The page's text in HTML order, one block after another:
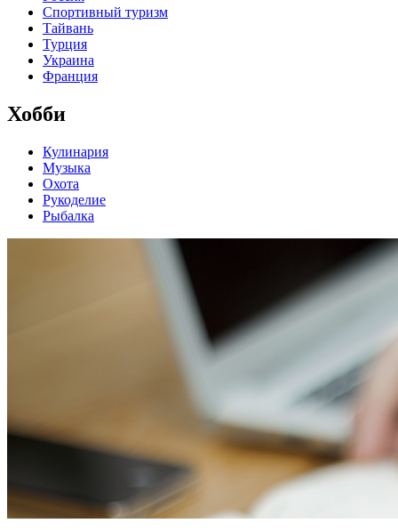
Спортивный туризм
Тайвань
Турция
Украина
Франция
Хобби
Кулинария
Музыка
Охота
Рукоделие
Рыбалка